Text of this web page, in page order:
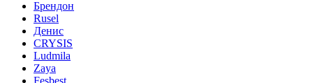
Брендон
Rusel
Денис
CRYSIS
Ludmila
Zaya
Fesbest